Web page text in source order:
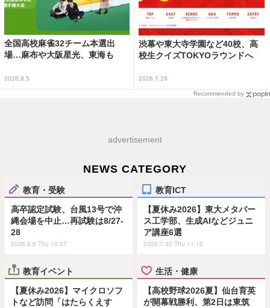
全国高校麻雀32チーム本選出
場…麻布や大阪星光、東海も
2026.8.5
渋幕や東大寺学園など40校、高
校生クイズTOKYOラウンドへ
2026.7.29
Recommended by
advertisement
NEWS CATEGORY
教育・受験
高卒認定試験、台風13号で沖
縄会場を中止…再試験は8/27-
28
2026.8.6 Thu 10:27
教育ICT
【夏休み2026】東大メタバー
ス工学部、生成AIなどジュニ
ア講座6選
2026.7.30 Thu 11:15
教育イベント
【夏休み2026】マイクロソフ
トなど訪問「はたらくえす
生活・健康
【高校野球2026夏】仙台育英
が開幕戦勝利、第2日は東筑